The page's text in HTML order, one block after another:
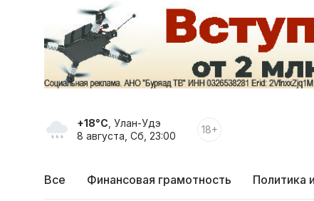
+18°C , Улан-Удэ
8 августа, Сб, 23:00
18+
Все Финансовая грамотность Политика